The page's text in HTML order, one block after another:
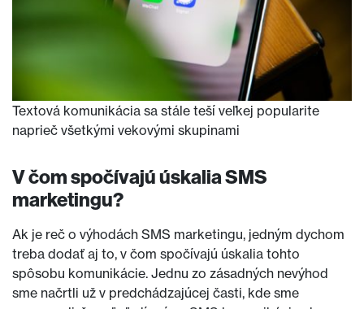
Textová komunikácia sa stále teší veľkej popularite
naprieč všetkými vekovými skupinami
V čom spočívajú úskalia SMS
marketingu?
Ak je reč o výhodách SMS marketingu, jedným dychom
treba dodať aj to, v čom spočívajú úskalia tohto
spôsobu komunikácie. Jednu zo zásadných nevýhod
sme načrtli už v predchádzajúcej časti, kde sme